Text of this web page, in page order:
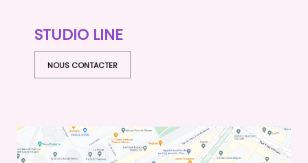
STUDIO LINE
NOUS CONTACTER